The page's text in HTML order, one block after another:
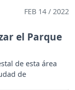
FEB 14 / 2022
el Parque
de esta área
de